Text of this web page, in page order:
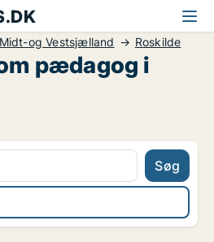
Midt-og Vestsjælland Roskilde
pædagog i
Søg